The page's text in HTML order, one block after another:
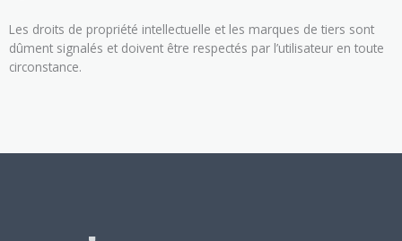
Les droits de propriété intellectuelle et les marques de tiers sont
dûment signalés et doivent être respectés par l’utilisateur en toute
circonstance.